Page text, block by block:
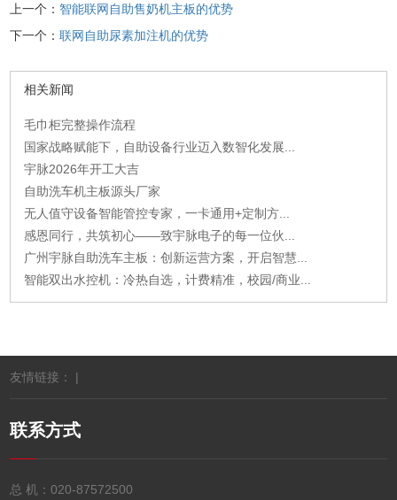
上一个： 智能联网自助售奶机主板的优势
下一个：联网自助尿素加注机的优势
相关新闻
毛巾柜完整操作流程
国家战略赋能下，自助设备行业迈入数智化发展...
宇脉2026年开工大吉
自助洗车机主板源头厂家
无人值守设备智能管控专家，一卡通用+定制方...
感恩同行，共筑初心——致宇脉电子的每一位伙...
广州宇脉自助洗车主板：创新运营方案，开启智慧...
智能双出水控机：冷热自选，计费精准，校园/商业...
友情链接： |
联系方式
总 机：020-87572500